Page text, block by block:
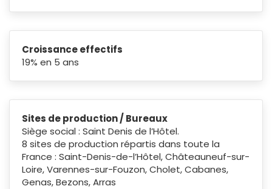
Croissance effectifs
19% en 5 ans
Sites de production / Bureaux
Siège social : Saint Denis de l’Hôtel.
8 sites de production répartis dans toute la
France : Saint-Denis-de-l’Hôtel, Châteauneuf-sur-
Loire, Varennes-sur-Fouzon, Cholet, Cabanes,
Genas, Bezons, Arras